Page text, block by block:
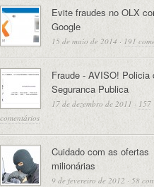
Evite fraudes no OLX
Google
15 de maio de 2014 · 191
Fraude - AVISO! Policia
Seguranca Publica
17 de dezembro de 2011 · 157
comentários
Cuidado com as ofertas
milionárias
9 de fevereiro de 2012 · 58